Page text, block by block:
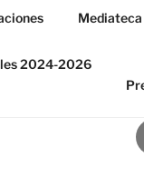
Mediateca
2024-2026